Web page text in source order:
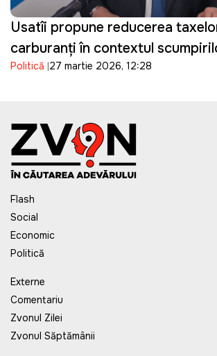
Usatîi propune reducerea
carburanți în contextul
câștigă, oamenii suferă"
Politică 27 martie 2026, 12:28
Flash
Social
Economic
Politică
Externe
Comentariu
Zvonul Zilei
Zvonul Săptămânii